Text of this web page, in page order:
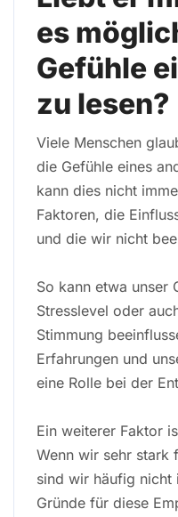
es
Gefühle
zu lesen?
Viele Menschen
die Gefühle eines
kann dies nicht
Faktoren, die
und die wir nicht
So kann etwa unser
Stresslevel oder
Stimmung
Erfahrungen und
eine Rolle bei der
Ein weiterer Faktor
Wenn wir sehr stark
sind wir häufig nicht
Gründe für diese